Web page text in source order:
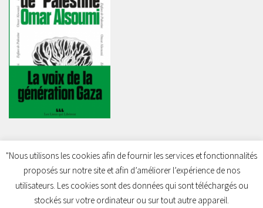
Charleroi Pour la Palestine © 2026. Tous droits réservés.
"Nous utilisons les cookies afin de fournir les services et fonctionnalités
proposés sur notre site et afin d’améliorer l’expérience de nos
utilisateurs. Les cookies sont des données qui sont téléchargés ou
stockés sur votre ordinateur ou sur tout autre appareil.